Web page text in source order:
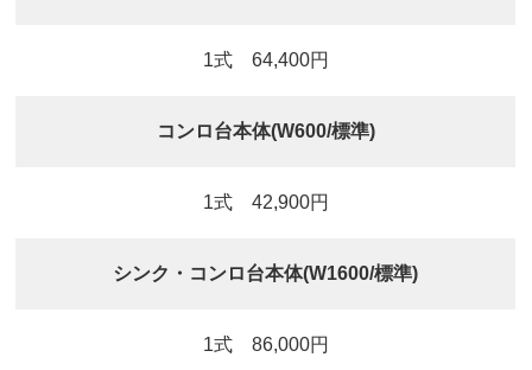
1式 64,400円
コンロ台本体(W600/標準)
1式 42,900円
シンク・コンロ台本体(W1600/標準)
1式 86,000円